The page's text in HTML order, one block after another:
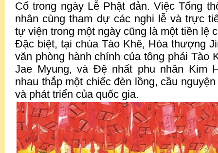
Cổ trong ngày Lễ Phật đản. Việc Tổng
nhân cùng tham dự các nghi lễ và trực
tự viện trong một ngày cũng là một tiền lệ
Đặc biệt, tại chùa Tào Khê, Hòa thượng
văn phòng hành chính của tông phái Tào
Jae Myung, và Đệ nhất phu nhân Kim
nhau thắp một chiếc đèn lồng, cầu
và phát triển của quốc gia.